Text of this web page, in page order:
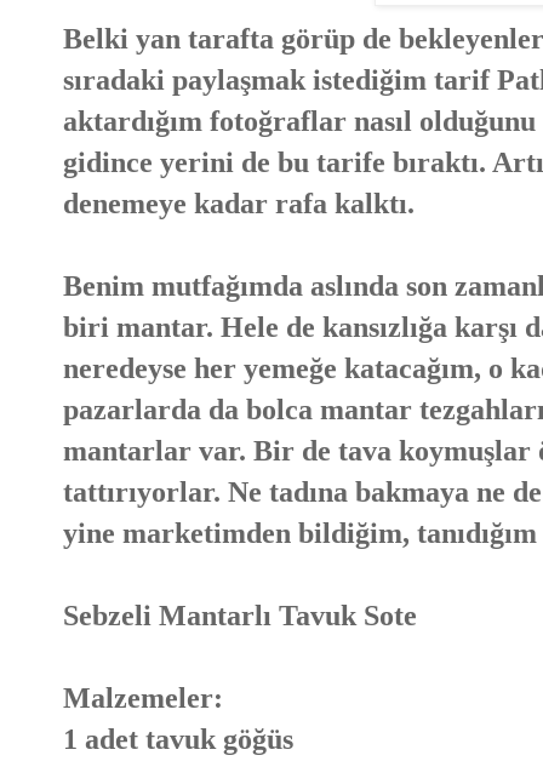
Belki yan tarafta görüp de
sıradaki paylaşmak istediğim tarif
aktardığım fotoğraflar nasıl
gidince yerini de bu tarife bıraktı.
denemeye kadar rafa kalktı.
Benim mutfağımda aslında son
biri mantar. Hele de kansızlığa
neredeyse her yemeğe katacağım, o
pazarlarda da bolca mantar
mantarlar var. Bir de tava koymuşlar
tattırıyorlar. Ne tadına bakmaya ne
yine marketimden bildiğim,
Sebzeli Mantarlı Tavuk Sote
Malzemeler:
1 adet tavuk göğüs